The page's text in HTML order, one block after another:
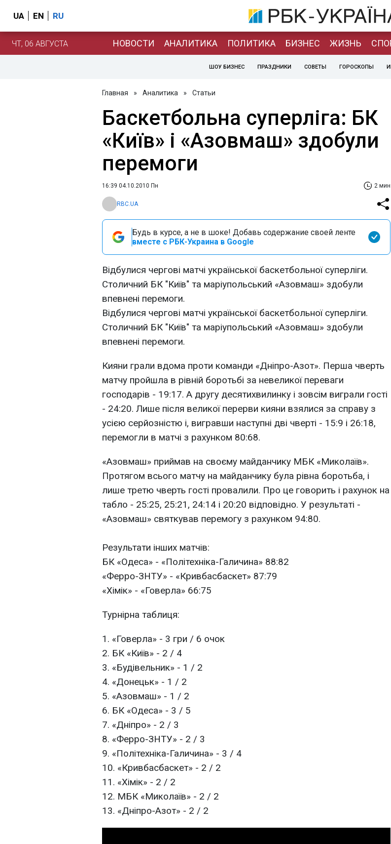
UA EN RU
ЧТ, 06 АВГУСТА НОВОСТИ АНАЛИТИКА ПОЛИТИКА БИЗНЕС ЖИЗНЬ
ШОУ БИЗНЕС ПРАЗДНИКИ СОВЕТЫ ГОРОСКОПЫ
Главная » Аналитика » Статьи
Баскетбольна суперліга: БК
«Київ» і «Азовмаш» здобули
перемоги
16:39 04.10.2010 Пн 2 мин
RBC.UA
Будь в курсе, а не в шоке! Добавь содержание своей ленте
вместе с РБК-Украина в Google
Відбулися чергові матчі української баскетбольної суперліги.
Столичний БК "Київ" та маріупольський «Азовмаш» здобули
впевнені перемоги.
Відбулися чергові матчі української баскетбольної суперліги.
Столичний БК "Київ" та маріупольський «Азовмаш» здобули
впевнені перемоги.
Кияни грали вдома проти команди «Дніпро-Азот». Перша чверть
матчу пройшла в рівній боротьбі за невеликої переваги
господарів - 19:17. А другу десятихвилинку і зовсім виграли гості
- 24:20. Лише після великої перерви кияни взялися за справу з
усією серйозністю і, вигравши наступні дві чверті - 15:9 і 26:18,
перемогли в матчі з рахунком 80:68.
«Азовмаш» приймав на своєму майданчику МБК «Миколаїв».
Протягом всього матчу на майданчику була рівна боротьба, і
лише третю чверть гості провалили. Про це говорить і рахунок на
табло - 25:25, 25:21, 24:14 і 20:20 відповідно. У результаті -
«Азовмаш» святкував перемогу з рахунком 94:80.
Результати інших матчів:
БК «Одеса» - «Політехніка-Галичина» 88:82
«Ферро-ЗНТУ» - «Кривбасбаскет» 87:79
«Хімік» - «Говерла» 66:75
Турнірна таблиця:
1. «Говерла» - 3 гри / 6 очок
2. БК «Київ» - 2 / 4
3. «Будівельник» - 1 / 2
4. «Донецьк» - 1 / 2
5. «Азовмаш» - 1 / 2
6. БК «Одеса» - 3 / 5
7. «Дніпро» - 2 / 3
8. «Ферро-ЗНТУ» - 2 / 3
9. «Політехніка-Галичина» - 3 / 4
10. «Кривбасбаскет» - 2 / 2
11. «Хімік» - 2 / 2
12. МБК «Миколаїв» - 2 / 2
13. «Дніпро-Азот» - 2 / 2